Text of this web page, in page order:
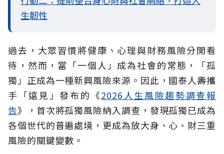
生韌性
過去，大眾習慣將健康、心理與財務風險分開看
待，然而，當「一個人」成為社會的常態，「孤
獨」正成為一種新興風險來源。因此，國泰人壽攜
手「遠見」發布的《2026人生風險趨勢調查報
告》，首次將孤獨風險納入調查，發現孤獨已成為
各個世代的普遍處境，更成為放大身、心、財三重
風險的關鍵變數。